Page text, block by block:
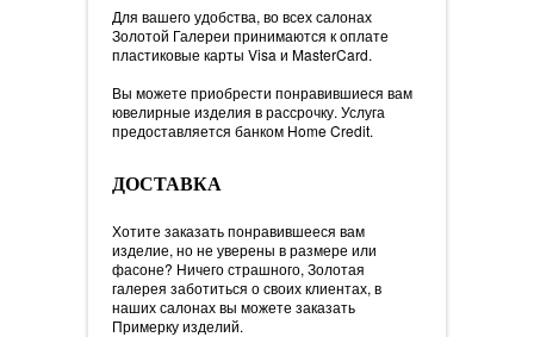
Для вашего удобства, во всех салонах
Золотой Галереи принимаются к оплате
пластиковые карты Visa и MasterCard.
Вы можете приобрести понравившиеся вам
ювелирные изделия в рассрочку. Услуга
предоставляется банком Home Credit.
ДОСТАВКА
Хотите заказать понравившееся вам
изделие, но не уверены в размере или
фасоне? Ничего страшного, Золотая
галерея заботиться о своих клиентах, в
наших салонах вы можете заказать
Примерку изделий.